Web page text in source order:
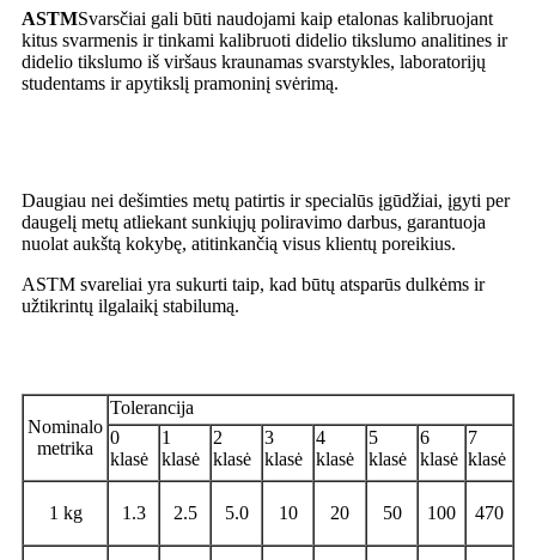
ASTMSvarsčiai gali būti naudojami kaip etalonas kalibruojant
kitus svarmenis ir tinkami kalibruoti didelio tikslumo analitines ir
didelio tikslumo iš viršaus kraunamas svarstykles, laboratorijų
studentams ir apytikslį pramoninį svėrimą.
Daugiau nei dešimties metų patirtis ir specialūs įgūdžiai, įgyti per
daugelį metų atliekant sunkiųjų poliravimo darbus, garantuoja
nuolat aukštą kokybę, atitinkančią visus klientų poreikius.
ASTM svareliai yra sukurti taip, kad būtų atsparūs dulkėms ir
užtikrintų ilgalaikį stabilumą.
Nominalo
metrika
Tolerancija
0
klasė
1
klasė
2
klasė
3
klasė
4
klasė
5
klasė
6
klasė
7
klasė
1 kg 1.3 2.5 5.0 10 20 50 100 470